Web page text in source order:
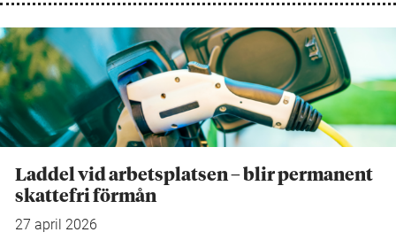
Laddel vid arbetsplatsen – blir permanent
skattefri förmån
27 april 2026